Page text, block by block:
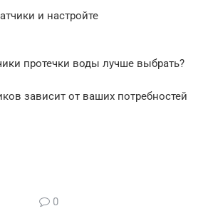
и настройте
протечки воды лучше выбрать?
зависит от ваших потребностей
0